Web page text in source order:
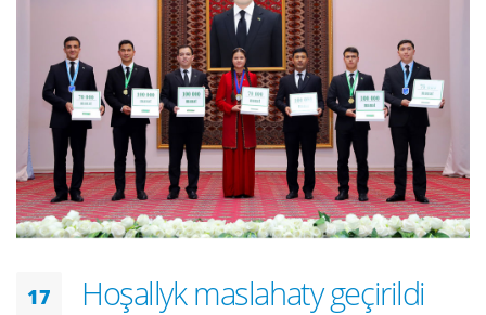
17 Hoşallyk maslahaty geçirildi